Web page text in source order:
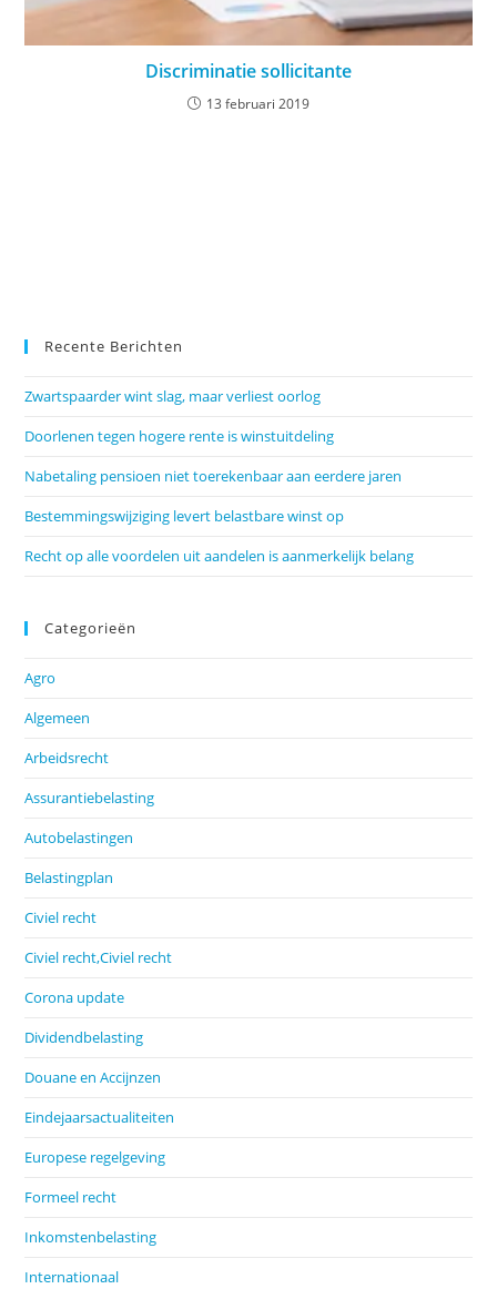
Discriminatie sollicitante
13 februari 2019
Recente Berichten
Zwartspaarder wint slag, maar verliest oorlog
Doorlenen tegen hogere rente is winstuitdeling
Nabetaling pensioen niet toerekenbaar aan eerdere jaren
Bestemmingswijziging levert belastbare winst op
Recht op alle voordelen uit aandelen is aanmerkelijk belang
Categorieën
Agro
Algemeen
Arbeidsrecht
Assurantiebelasting
Autobelastingen
Belastingplan
Civiel recht
Civiel recht,Civiel recht
Corona update
Dividendbelasting
Douane en Accijnzen
Eindejaarsactualiteiten
Europese regelgeving
Formeel recht
Inkomstenbelasting
Internationaal